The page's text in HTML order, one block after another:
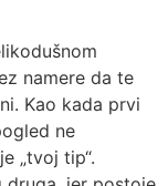
namere da te
Kao kada prvi
ne
„tvoj tip“.